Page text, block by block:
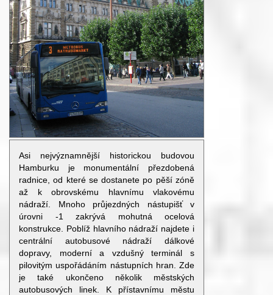
Asi nejvýznamnější historickou budovou
Hamburku je monumentální přezdobená
radnice, od které se dostanete po pěší zóně
až k obrovskému hlavnímu vlakovému
nádraží. Mnoho průjezdných nástupišť v
úrovni -1 zakrývá mohutná ocelová
konstrukce. Poblíž hlavního nádraží najdete i
centrální autobusové nádraží dálkové
dopravy, moderní a vzdušný terminál s
pilovitým uspořádáním nástupních hran. Zde
je také ukončeno několik městských
autobusových linek. K přístavnímu městu